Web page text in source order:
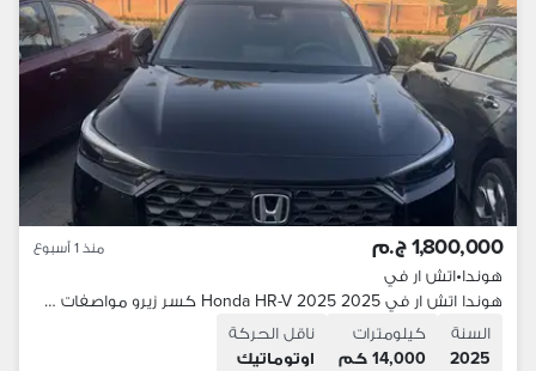
1,800,000 ج.م منذ 1 أسبوع
هوندا•اتش ار في
هوندا اتش ار في 2025 Honda HR-V 2025 كسر زيرو مواصفات خليجي
السنة
2025
كيلومترات
14,000 كم
ناقل الحركة
اوتوماتيك